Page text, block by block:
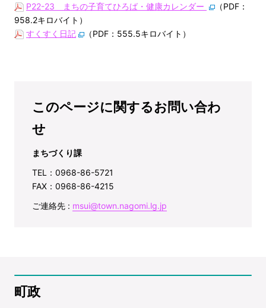
P22-23 まちの子育てひろば・健康カレンダー
（PDF：
958.2キロバイト）
すくすく日記
（PDF：555.5キロバイト）
このページに関するお問い合わ
せ
まちづくり課
TEL：0968-86-5721
FAX：0968-86-4215
ご連絡先 : msui@town.nagomi.lg.jp
町政